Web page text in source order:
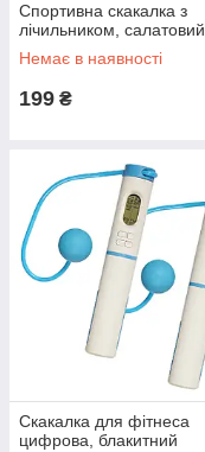
Спортивна скакалка з
лічильником, салатовий
Немає в наявності
199 ₴
Скакалка для фітнеса
цифрова, блакитний